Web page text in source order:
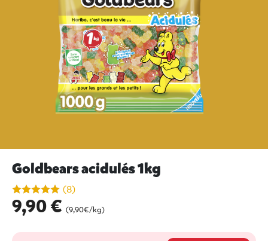
Goldbears acidulés 1kg
undefined out of 5 Customer Rating
(8)
9,90 € (9,90€/kg)